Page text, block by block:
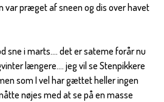
var præget af sneen og dis over havet
sne i marts.... det er sateme forår nu
længere.... jeg vil se Stenpikkere
som I vel har gættet heller ingen
nøjes med at se på en masse